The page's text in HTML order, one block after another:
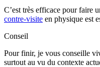
C’est très efficace pour faire
contre-visite en physique est
Conseil
Pour finir, je vous conseille
surtout au vu du contexte